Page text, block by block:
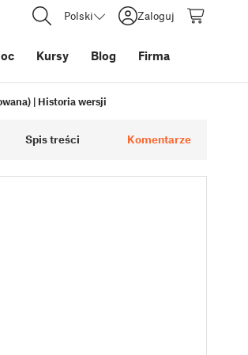
Polski Zaloguj
Kursy Blog Firma
| Historia wersji
Spis treści Komentarze